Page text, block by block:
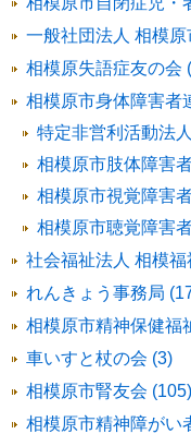
一般社団法人 相模
相模原失語症友の会
相模原市身体障害者
特定非営利活動法
相模原市肢体障害
相模原市視覚障害
相模原市聴覚障害
社会福祉法人 相模福
れんきょう事務局
相模原市精神保健福
車いすと杖の会 (3)
相模原市腎友会 (105)
相模原市精神障がい